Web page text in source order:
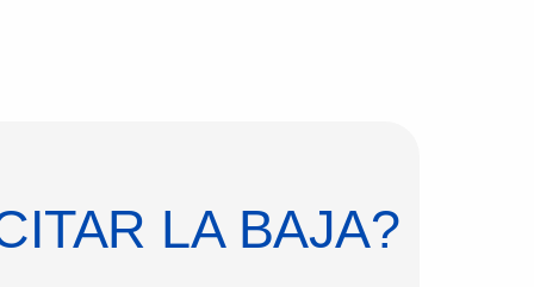
LA BAJA?